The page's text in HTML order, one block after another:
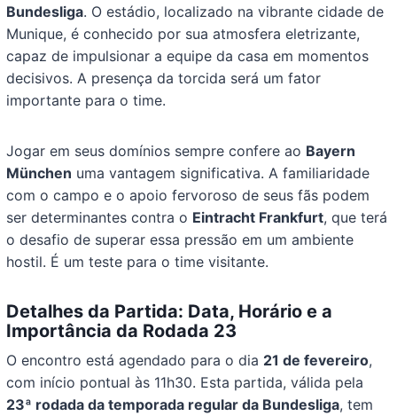
Bundesliga. O estádio, localizado na vibrante cidade de
Munique, é conhecido por sua atmosfera eletrizante,
capaz de impulsionar a equipe da casa em momentos
decisivos. A presença da torcida será um fator
importante para o time.
Jogar em seus domínios sempre confere ao Bayern
München uma vantagem significativa. A familiaridade
com o campo e o apoio fervoroso de seus fãs podem
ser determinantes contra o Eintracht Frankfurt, que terá
o desafio de superar essa pressão em um ambiente
hostil. É um teste para o time visitante.
Detalhes da Partida: Data, Horário e a
Importância da Rodada 23
O encontro está agendado para o dia 21 de fevereiro,
com início pontual às 11h30. Esta partida, válida pela
23ª rodada da temporada regular da Bundesliga, tem